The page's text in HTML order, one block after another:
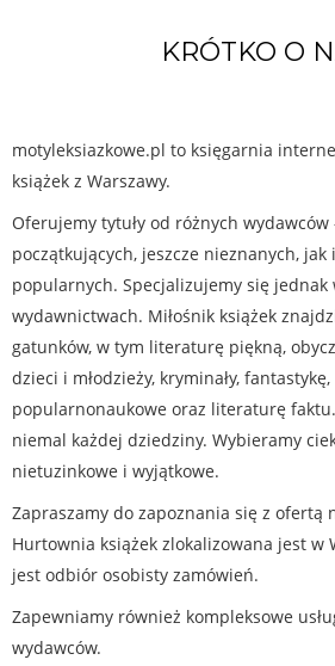
KRÓTKO O
motyleksiazkowe.pl to księgarnia
książek z Warszawy.
Oferujemy tytuły od różnych
początkujących, jeszcze nieznanych,
popularnych. Specjalizujemy się jednak
wydawnictwach. Miłośnik książek
gatunków, w tym literaturę piękną,
dzieci i młodzieży, kryminały, fantastykę,
popularnonaukowe oraz literaturę
niemal każdej dziedziny. Wybieramy
nietuzinkowe i wyjątkowe.
Zapraszamy do zapoznania się z ofertą
Hurtownia książek zlokalizowana jest w
jest odbiór osobisty zamówień.
Zapewniamy również kompleksowe
wydawców.